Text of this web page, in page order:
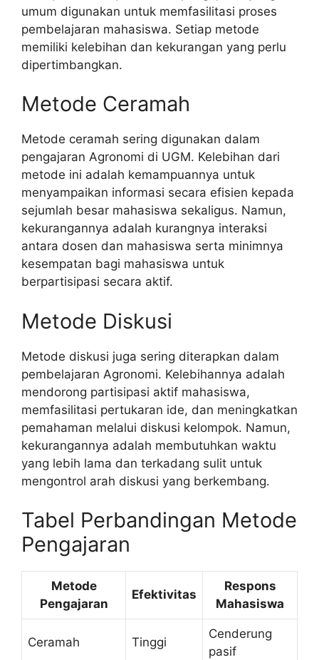
umum digunakan untuk memfasilitasi proses
pembelajaran mahasiswa. Setiap metode
memiliki kelebihan dan kekurangan yang perlu
dipertimbangkan.
Metode Ceramah
Metode ceramah sering digunakan dalam
pengajaran Agronomi di UGM. Kelebihan dari
metode ini adalah kemampuannya untuk
menyampaikan informasi secara efisien kepada
sejumlah besar mahasiswa sekaligus. Namun,
kekurangannya adalah kurangnya interaksi
antara dosen dan mahasiswa serta minimnya
kesempatan bagi mahasiswa untuk
berpartisipasi secara aktif.
Metode Diskusi
Metode diskusi juga sering diterapkan dalam
pembelajaran Agronomi. Kelebihannya adalah
mendorong partisipasi aktif mahasiswa,
memfasilitasi pertukaran ide, dan meningkatkan
pemahaman melalui diskusi kelompok. Namun,
kekurangannya adalah membutuhkan waktu
yang lebih lama dan terkadang sulit untuk
mengontrol arah diskusi yang berkembang.
Tabel Perbandingan Metode
Pengajaran
Metode
Pengajaran
Efektivitas
Respons
Mahasiswa
Ceramah Tinggi
Cenderung
pasif